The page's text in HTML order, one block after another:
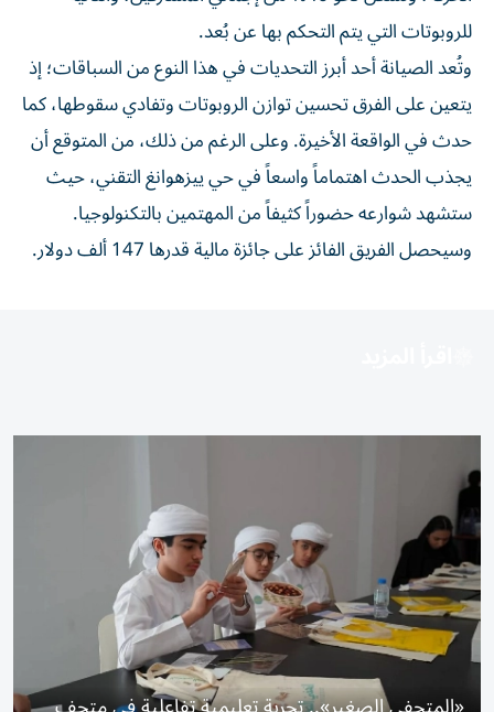
للروبوتات التي يتم التحكم بها عن بُعد.
وتُعد الصيانة أحد أبرز التحديات في هذا النوع من السباقات؛ إذ
يتعين على الفرق تحسين توازن الروبوتات وتفادي سقوطها، كما
حدث في الواقعة الأخيرة. وعلى الرغم من ذلك، من المتوقع أن
يجذب الحدث اهتماماً واسعاً في حي ييزهوانغ التقني، حيث
ستشهد شوارعه حضوراً كثيفاً من المهتمين بالتكنولوجيا.
وسيحصل الفريق الفائز على جائزة مالية قدرها 147 ألف دولار.